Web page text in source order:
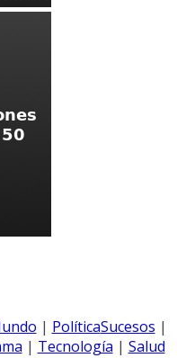
| PolíticaSucesos |
| Tecnología | Salud